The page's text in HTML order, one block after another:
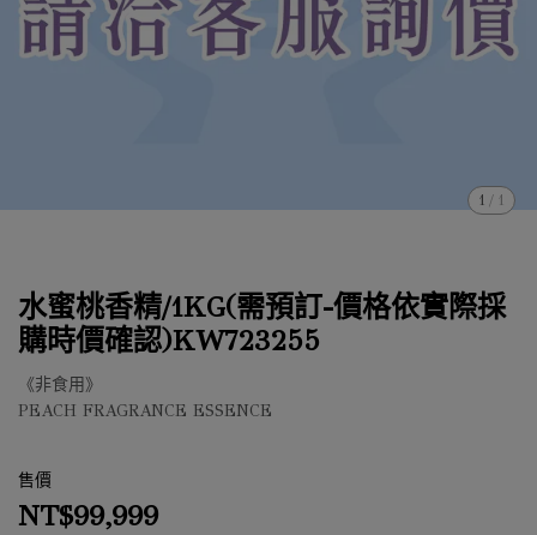
1 / 1
水蜜桃香精/1KG(需預訂-價格依實際採
購時價確認)KW723255
《非食用》
PEACH FRAGRANCE ESSENCE
售價
NT$99,999